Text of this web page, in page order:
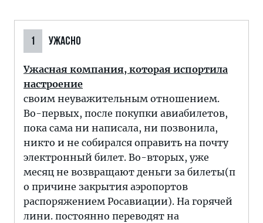
1 УЖАСНО
Ужасная компания, которая испортила
настроение
своим неуважительным отношением.
Во-первых, после покупки авиабилетов,
пока сама ни написала, ни позвонила,
никто и не собирался оправить на почту
электронный билет. Во-вторых, уже
месяц не возвращают деньги за билеты(п
о причине закрытия аэропортов
распоряжением Росавиации). На горячей
лини. постоянно переводят на